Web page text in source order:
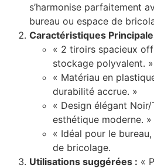
s’harmonise parfaitement
bureau ou espace de
Caractéristiques
« 2 tiroirs spacieux
stockage polyvalent. »
« Matériau en
durabilité accrue. »
« Design élégant
esthétique moderne. »
« Idéal pour le
de bricolage.
Utilisations suggérées : «